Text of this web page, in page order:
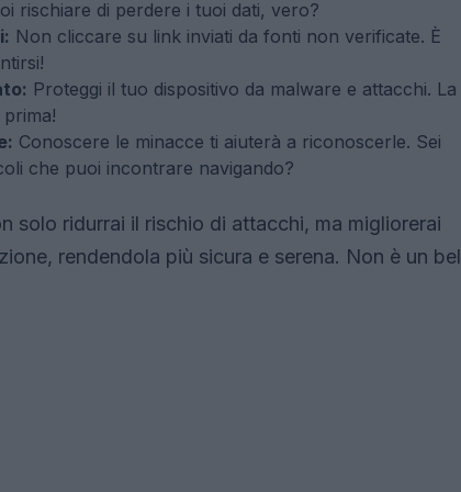
rischiare di perdere i tuoi dati, vero?
Non cliccare su link inviati da fonti non verificate. È
Proteggi il tuo dispositivo da malware e attacchi. La
Conoscere le minacce ti aiuterà a riconoscerle. Sei
che puoi incontrare navigando?
solo ridurrai il rischio di attacchi, ma migliorerai
rendendola più sicura e serena. Non è un bel